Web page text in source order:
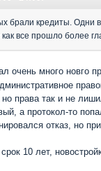
брали кредиты. Одни
все прошло более
очень много новго
права так и не
а протокол-то
отказ, но
10 лет,